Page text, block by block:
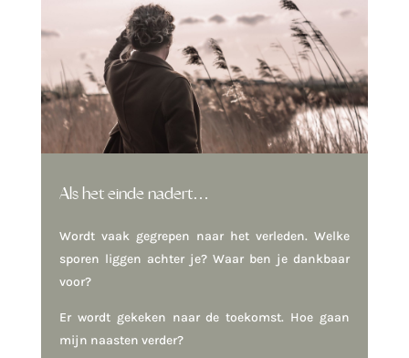
Als het einde nadert…
Wordt vaak gegrepen naar het verleden. Welke
sporen liggen achter je? Waar ben je dankbaar
voor?
Er wordt gekeken naar de toekomst. Hoe gaan
mijn naasten verder?